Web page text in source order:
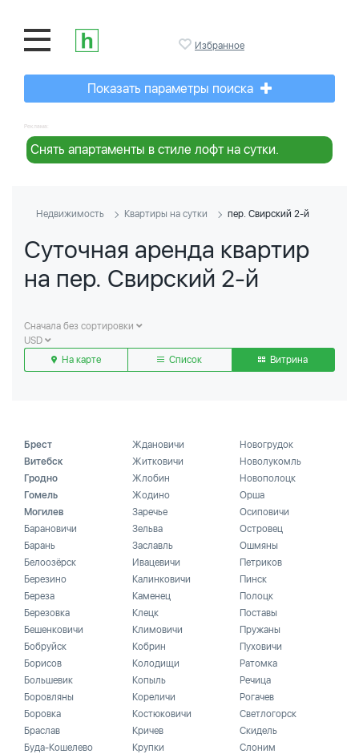
Избранное
Показать параметры поиска
Реклама:
Снять апартаменты в стиле лофт на сутки.
Недвижимость Квартиры на сутки пер. Свирский 2-й
Суточная аренда квартир
на пер. Свирский 2-й
Сначала без сортировки
USD
На карте
Список Витрина
Брест
Витебск
Гродно
Гомель
Могилев
Барановичи
Барань
Белоозёрск
Березино
Береза
Березовка
Бешенковичи
Бобруйск
Борисов
Большевик
Боровляны
Боровка
Браслав
Буда-Кошелево
Ждановичи
Житковичи
Жлобин
Жодино
Заречье
Зельва
Заславль
Ивацевичи
Калинковичи
Каменец
Клецк
Климовичи
Кобрин
Колодищи
Копыль
Кореличи
Костюковичи
Кричев
Крупки
Новогрудок
Новолукомль
Новополоцк
Орша
Осиповичи
Островец
Ошмяны
Петриков
Пинск
Полоцк
Поставы
Пружаны
Пуховичи
Ратомка
Речица
Рогачев
Светлогорск
Скидель
Слоним